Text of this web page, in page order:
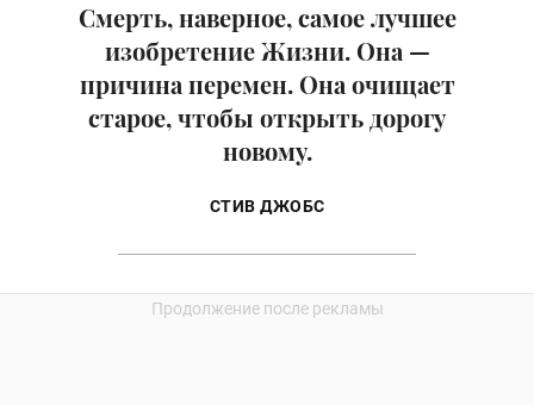
Смерть, наверное, самое лучшее
изобретение Жизни. Она —
причина перемен. Она очищает
старое, чтобы открыть дорогу
новому.
СТИВ ДЖОБС